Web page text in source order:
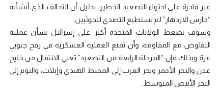
غير قادرة على احتواء التصعيد الخطير، بدليل أن التحالف الذي أنشأته
“حارس الازدهار” لم يستطيع التصدي للحوثيين.
وسوف تضغط الولايات المتحدة أكثر على إسرائيل بشأن عملية
التفاوض مع المقاومة، وأن تمنع العملية العسكرية في رفح جنوبي
غزة وبذلك فإن “المرحلة الرابعة من التصعيد” تعني الانتقال من خليج
عدن والبحر الأحمر وبحر العرب إلى المحيط الهندي وإيلات، واليوم إلى
البحر الأبيض المتوسط.